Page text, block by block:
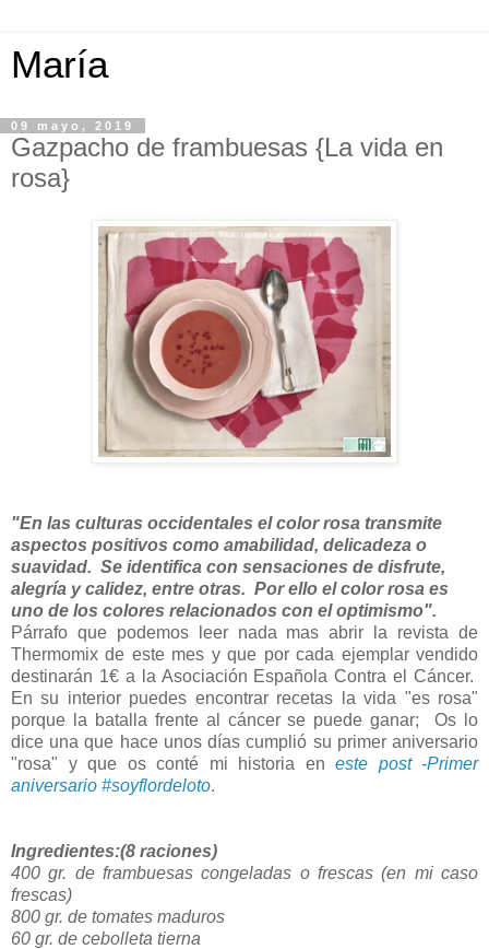
María
09 mayo, 2019
Gazpacho de frambuesas {La vida en
rosa}
"En las culturas occidentales el color rosa transmite
aspectos positivos como amabilidad, delicadeza o
suavidad. Se identifica con sensaciones de disfrute,
alegría y calidez, entre otras. Por ello el color rosa es
uno de los colores relacionados con el optimismo".
Párrafo que podemos leer nada mas abrir la revista de
Thermomix de este mes y que por cada ejemplar vendido
destinarán 1€ a la Asociación Española Contra el Cáncer.
En su interior puedes encontrar recetas la vida "es rosa"
porque la batalla frente al cáncer se puede ganar; Os lo
dice una que hace unos días cumplió su primer aniversario
"rosa" y que os conté mi historia en este post -Primer
aniversario #soyflordeloto.
Ingredientes:(8 raciones)
400 gr. de frambuesas congeladas o frescas (en mi caso
frescas)
800 gr. de tomates maduros
60 gr. de cebolleta tierna